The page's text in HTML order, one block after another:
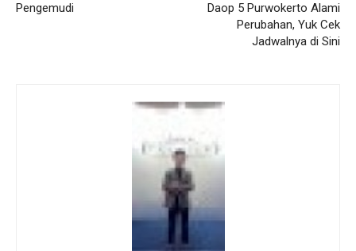
Pengemudi
Daop 5 Purwokerto Alami
Perubahan, Yuk Cek
Jadwalnya di Sini